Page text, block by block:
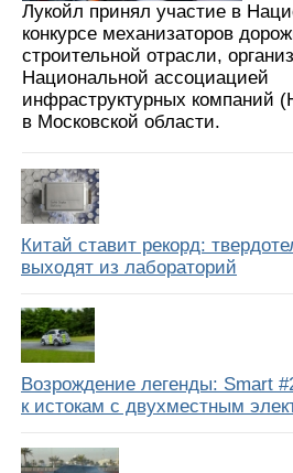
Лукойл принял участие в
конкурсе механизаторов
строительной отрасли,
Национальной ассоциацией
инфраструктурных компаний
в Московской области.
Китай ставит рекорд:
выходят из лабораторий
Возрождение легенды: Smart
к истокам с двухместным